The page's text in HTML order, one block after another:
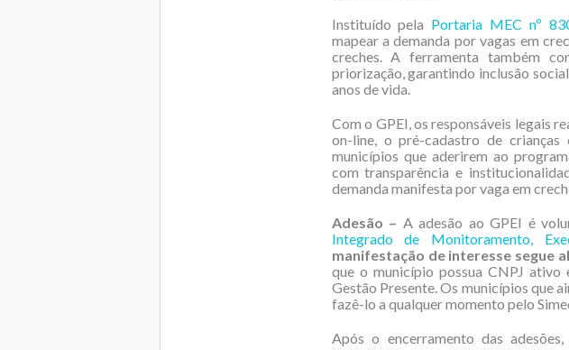
Instituído pela Portaria MEC nº
mapear a demanda por vagas em
creches. A ferramenta também
priorização, garantindo inclusão
anos de vida.
Com o GPEI, os responsáveis legais
on-line, o pré-cadastro de
municípios que aderirem ao
com transparência e
demanda manifesta por vaga em
Adesão – A adesão ao GPEI é
Integrado de Monitoramento,
manifestação de interesse segue
que o município possua CNPJ ativo
Gestão Presente. Os municípios que
fazê-lo a qualquer momento pelo
Após o encerramento das